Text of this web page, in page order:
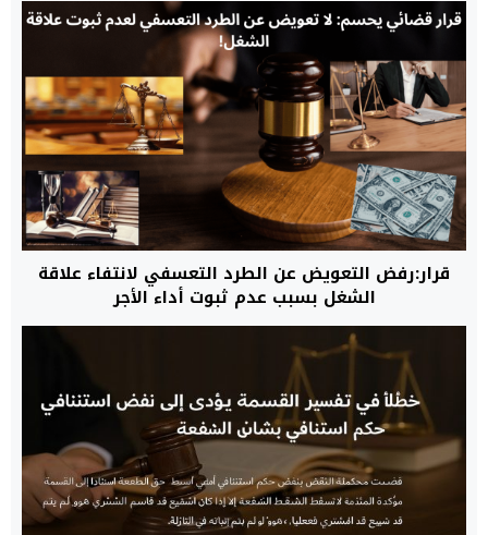
قرار:رفض التعويض عن الطرد التعسفي لانتفاء علاقة
الشغل بسبب عدم ثبوت أداء الأجر